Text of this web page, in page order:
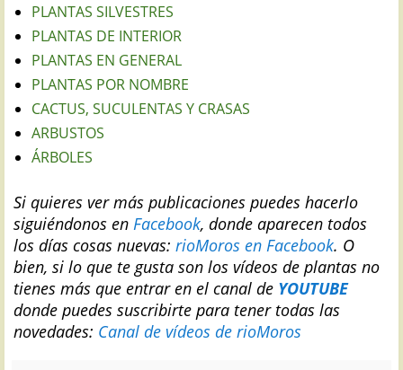
PLANTAS SILVESTRES
PLANTAS DE INTERIOR
PLANTAS EN GENERAL
PLANTAS POR NOMBRE
CACTUS, SUCULENTAS Y CRASAS
ARBUSTOS
ÁRBOLES
Si quieres ver más publicaciones puedes hacerlo
siguiéndonos en Facebook, donde aparecen todos
los días cosas nuevas: rioMoros en Facebook. O
bien, si lo que te gusta son los vídeos de plantas no
tienes más que entrar en el canal de YOUTUBE
donde puedes suscribirte para tener todas las
novedades: Canal de vídeos de rioMoros